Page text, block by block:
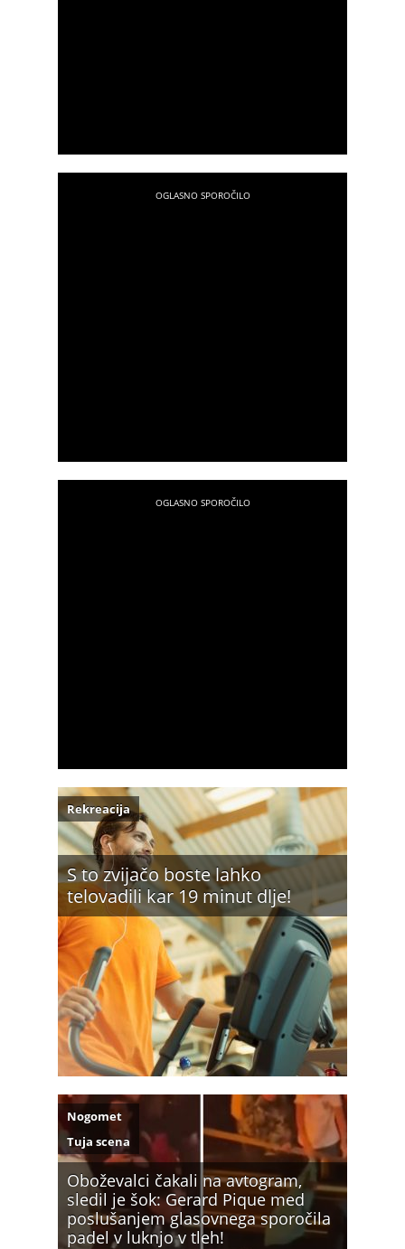
S to zvijačo boste lahko
telovadili kar 19 minut dlje!
Rekreacija
Oboževalci čakali na avtogram,
sledil je šok: Gerard Pique med
poslušanjem glasovnega sporočila
padel v luknjo v tleh!
Nogomet
Tuja scena